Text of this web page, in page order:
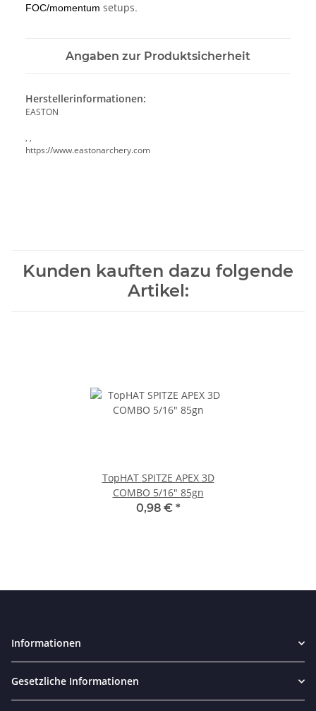
FOC/momentum setups
Angaben zur Produktsicherheit
Herstellerinformationen:
EASTON
, ,
https://www.eastonarchery.com
Kunden kauften dazu folgende
Artikel:
TopHAT SPITZE APEX 3D
COMBO 5/16" 85gn
0,98 € *
Informationen
Gesetzliche Informationen